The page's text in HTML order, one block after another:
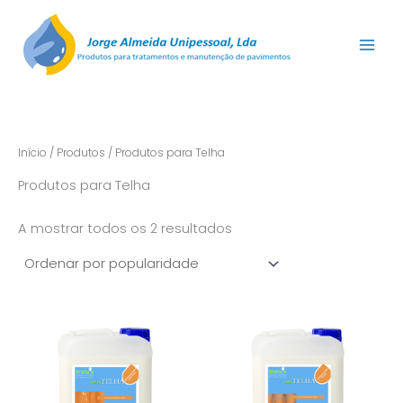
content
Início / Produtos / Produtos para Telha
Produtos para Telha
A mostrar todos os 2 resultados
product
multiple
product
multiple